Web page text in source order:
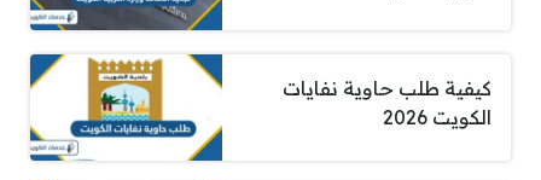
كيفية طلب حاوية نفايات
الكويت 2026